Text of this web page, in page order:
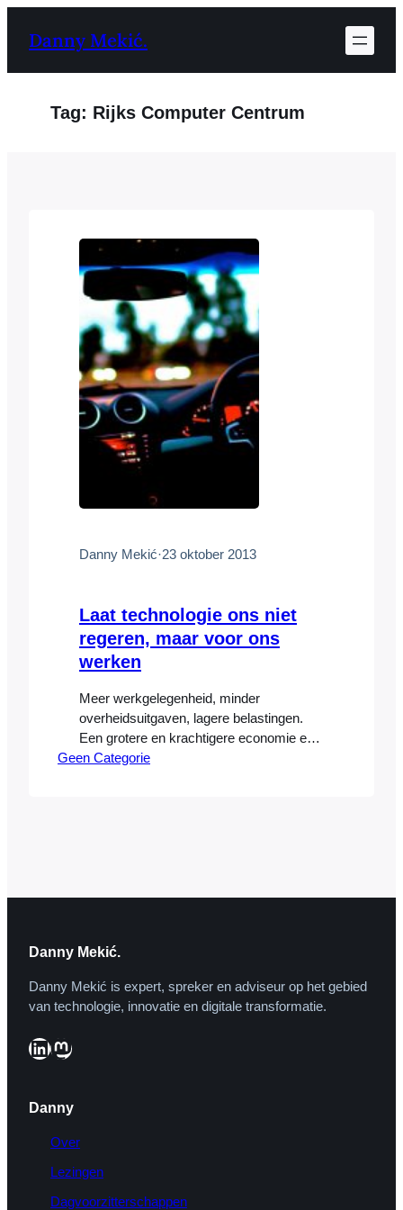
naarDanny Mekić.
Tag: Rijks Computer Centrum
Danny Mekić·23 oktober 2013
Laat technologie ons niet
regeren, maar voor ons
werken
Meer werkgelegenheid, minder
overheidsuitgaven, lagere belastingen.
Een grotere en krachtigere economie en
een comfortabeler leven voor iedereen.
doel…
Geen Categorie
Danny Mekić.
Danny Mekić is expert, spreker en adviseur op het gebied
van technologie, innovatie en digitale transformatie.
LinkedIn Mastodon
Danny
Over
Lezingen
Dagvoorzitterschappen